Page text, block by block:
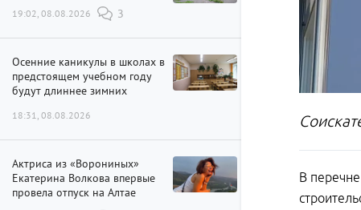
19:02, 08.08.2026 3
Осенние каникулы в школах в
предстоящем учебном году
будут длиннее зимних
18:31, 08.08.2026
Актриса из «Ворониных»
Екатерина Волкова впервые
провела отпуск на Алтае
В